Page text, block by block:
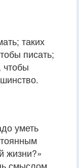
таких
писать;
чтобы
уметь
жизни?»